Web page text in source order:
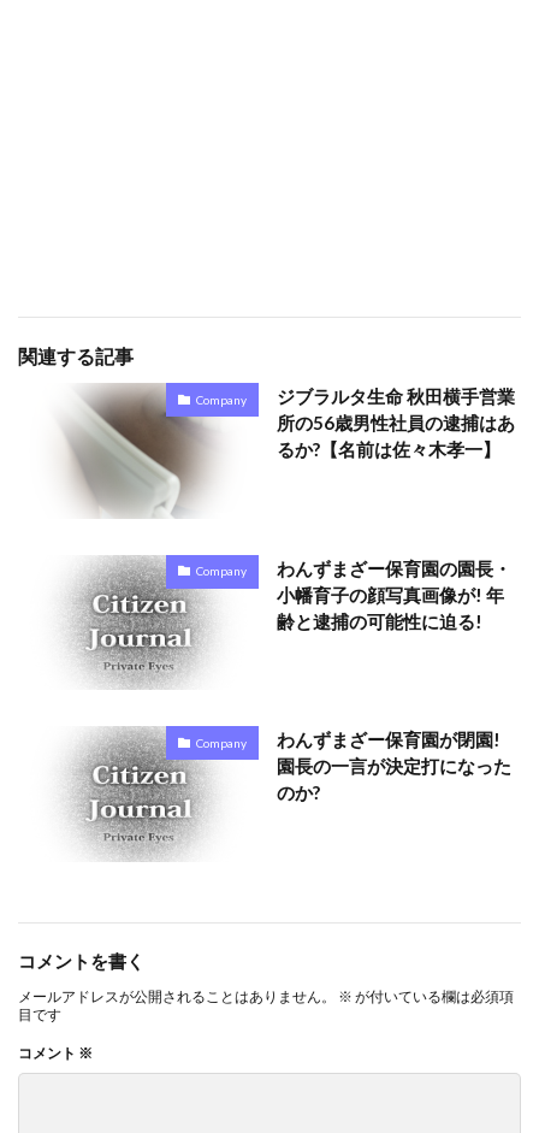
関連する記事
Company
ジブラルタ生命 秋田横手営業
所の56歳男性社員の逮捕はあ
るか?【名前は佐々木孝一】
Company
わんずまざー保育園の園長・
小幡育子の顔写真画像が! 年
齢と逮捕の可能性に迫る!
Company
わんずまざー保育園が閉園!
園長の一言が決定打になった
のか?
コメントを書く
メールアドレスが公開されることはありません。 ※ が付いている欄は必須項
目です
コメント ※